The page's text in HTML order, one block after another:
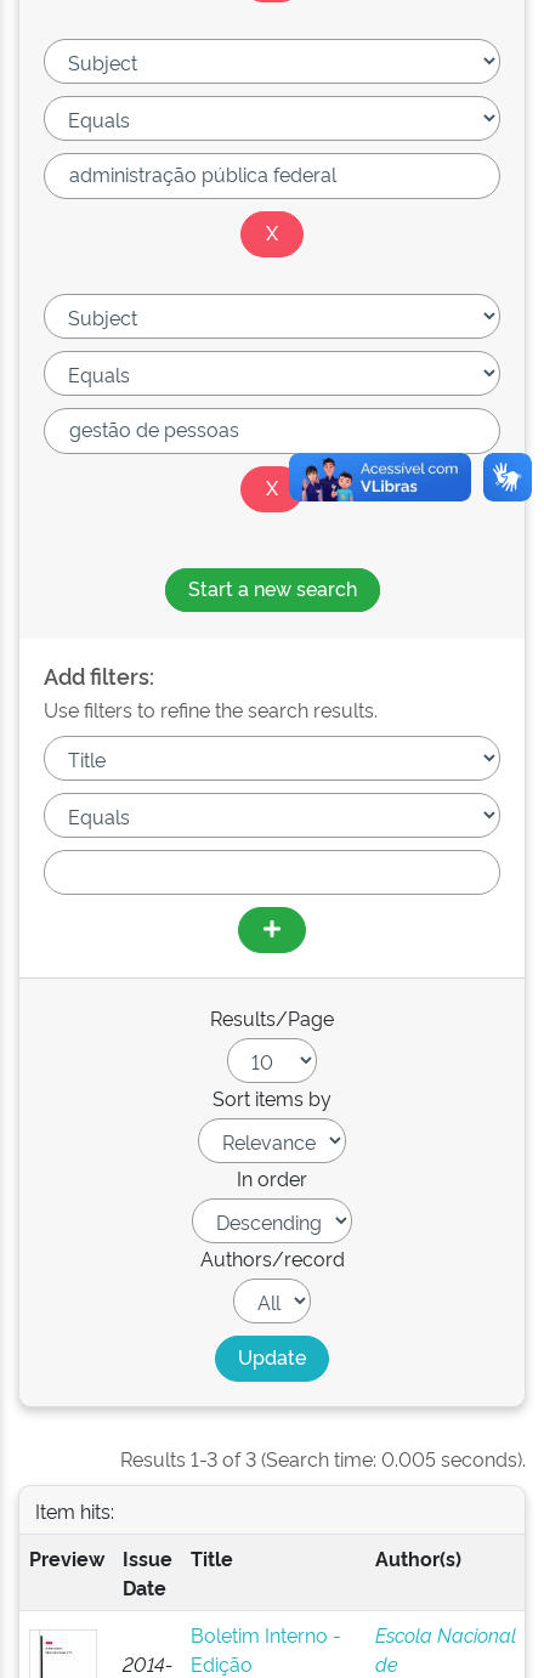
Start a new search
Add filters:
Use filters to refine the search results.
Results/Page
Sort items by
In order
Authors/record
Results 1-3 of 3 (Search time: 0.005 seconds).
Item hits:
Preview
Issue
Date
Title Author(s)
2014-
Boletim Interno -
Edição
Escola Nacional
de